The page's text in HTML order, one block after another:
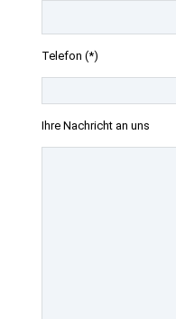
Telefon (*)
Ihre Nachricht an uns